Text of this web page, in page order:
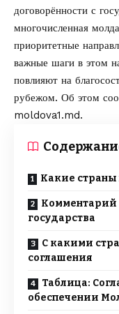
договорённости с
многочисленная
приоритетные
важные шаги в этом
повлияют на
рубежом. Об этом
moldova1.md.
Какие страны
Комментарий
государства
С какими
соглашения
Таблица:
обеспечении